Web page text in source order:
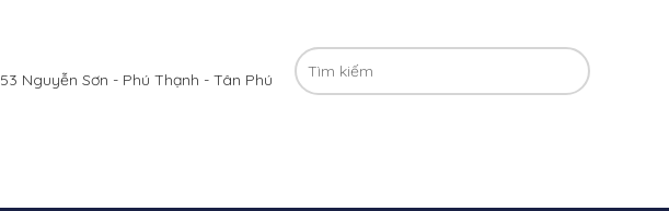
53 Nguyễn Sơn - Phú Thạnh - Tân Phú